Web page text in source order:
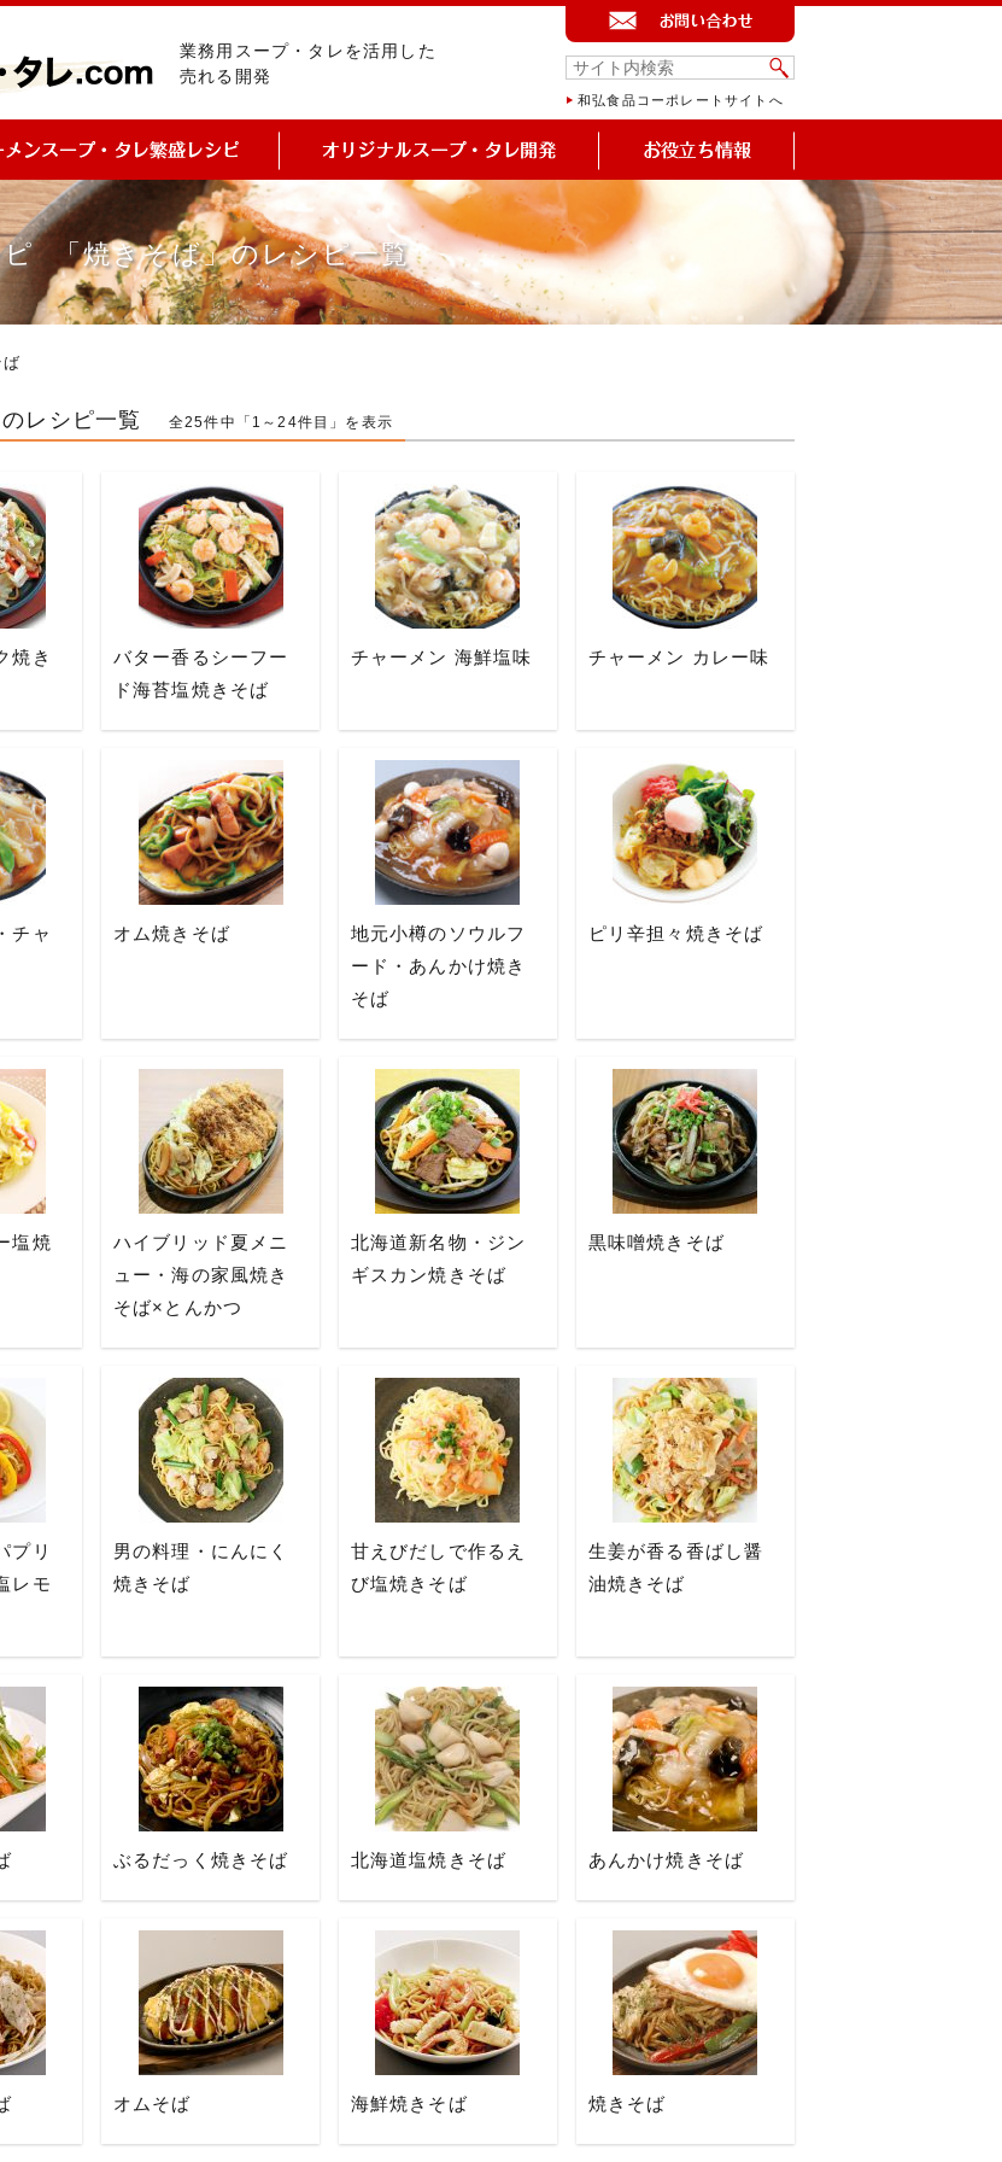
業務用スープ・タレを活用した
売れる開発
和弘食品コーポレートサイトへ
「焼きそば」のレシピ一覧
のレシピ一覧 全25件中「1～24件目」を表示
焼き
バター香るシーフー
ド海苔塩焼きそば
チャーメン 海鮮塩味 チャーメン カレー味
チャ
オム焼きそば
地元小樽のソウルフ
ード・あんかけ焼き
そば
ピリ辛担々焼きそば
塩焼
ハイブリッド夏メニ
ュー・海の家風焼き
そば×とんかつ
北海道新名物・ジン
ギスカン焼きそば
黒味噌焼きそば
プリ
レモ
男の料理・にんにく
焼きそば
甘えびだしで作るえ
び塩焼きそば
生姜が香る香ばし醤
油焼きそば
ぶるだっく焼きそば 北海道塩焼きそば あんかけ焼きそば
オムそば 海鮮焼きそば 焼きそば